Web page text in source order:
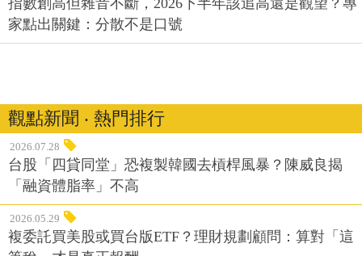
家點出關鍵：分散不是口號
觀點新聞 ‧ 熱門排行
2026.07.28
台股「四貸同堂」恐複製韓國去槓桿風暴？陳威良揭
「融資體脂率」不高
2026.05.29
複委託買美股或買台版ETF？理財規劃顧問：算對「這